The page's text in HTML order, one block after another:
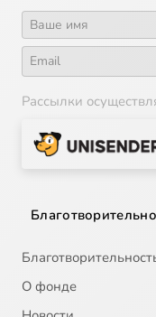
15
17
18 Погост
21
Рассылки
О фонде